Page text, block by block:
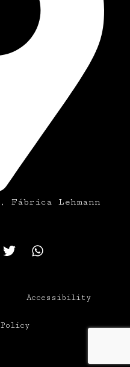
Fábrica Lehmann
Accessibility